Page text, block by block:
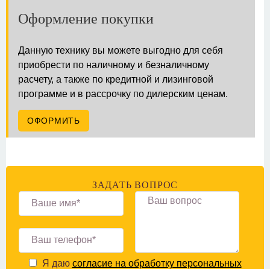
Оформление покупки
Данную технику вы можете выгодно для себя
приобрести по наличному и безналичному
расчету, а также по кредитной и лизинговой
программе и в рассрочку по дилерским ценам.
ОФОРМИТЬ
ЗАДАТЬ ВОПРОС
Я даю согласие на обработку персональных